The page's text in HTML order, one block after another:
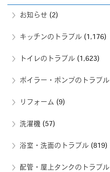
お知らせ (2)
キッチンのトラブル (1,176)
トイレのトラブル (1,623)
ボイラー・ポンプのトラブル
リフォーム (9)
洗濯機 (57)
浴室・洗面のトラブル (819)
配管・屋上タンクのトラブル